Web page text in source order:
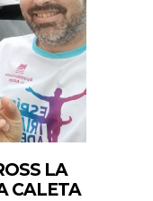
LA
CALETA